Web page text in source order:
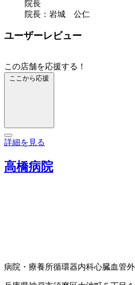
院長
院長：岩城 公仁
ユーザーレビュー
この店舗を応援する！
ここから応援
詳細を見る
高橋病院
病院・療養所循環器内科心臓血管